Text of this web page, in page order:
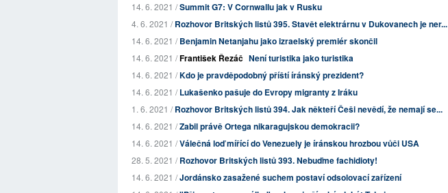
14. 6. 2021 /Summit G7: V Cornwallu jak v Rusku
4. 6. 2021 /Rozhovor Britských listů 395. Stavět elektrárnu v Dukovanech je ner...
14. 6. 2021 /Benjamin Netanjahu jako izraelský premiér skončil
14. 6. 2021 /František Řezáč Není turistika jako turistika
14. 6. 2021 /Kdo je pravděpodobný příští íránský prezident?
14. 6. 2021 /Lukašenko pašuje do Evropy migranty z Iráku
1. 6. 2021 /Rozhovor Britských listů 394. Jak někteří Češi nevědí, že nemají se...
14. 6. 2021 /Zabil právě Ortega nikaragujskou demokracii?
14. 6. 2021 /Válečná loď mířící do Venezuely je íránskou hrozbou vůči USA
28. 5. 2021 /Rozhovor Britských listů 393. Nebuďme fachidioty!
14. 6. 2021 /Jordánsko zasažené suchem postaví odsolovací zařízení